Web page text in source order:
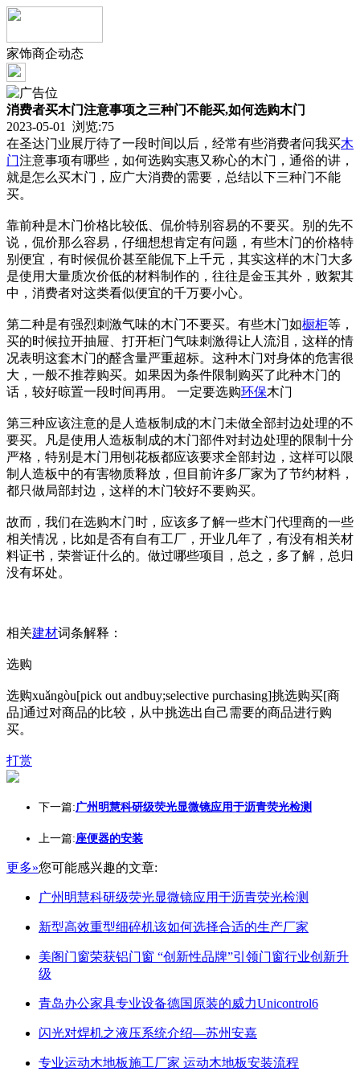
家饰商企动态
消费者买木门注意事项之三种门不能买,如何选购木门
2023-05-01 浏览:75
在圣达门业展厅待了一段时间以后，经常有些消费者问我买木
门注意事项有哪些，如何选购实惠又称心的木门，通俗的讲，
就是怎么买木门，应广大消费的需要，总结以下三种门不能
买。
靠前种是木门价格比较低、侃价特别容易的不要买。别的先不
说，侃价那么容易，仔细想想肯定有问题，有些木门的价格特
别便宜，有时候侃价甚至能侃下上千元，其实这样的木门大多
是使用大量质次价低的材料制作的，往往是金玉其外，败絮其
中，消费者对这类看似便宜的千万要小心。
第二种是有强烈刺激气味的木门不要买。有些木门如橱柜等，
买的时候拉开抽屉、打开柜门气味刺激得让人流泪，这样的情
况表明这套木门的醛含量严重超标。这种木门对身体的危害很
大，一般不推荐购买。如果因为条件限制购买了此种木门的
话，较好晾置一段时间再用。 一定要选购环保木门
第三种应该注意的是人造板制成的木门未做全部封边处理的不
要买。凡是使用人造板制成的木门部件对封边处理的限制十分
严格，特别是木门用刨花板都应该要求全部封边，这样可以限
制人造板中的有害物质释放，但目前许多厂家为了节约材料，
都只做局部封边，这样的木门较好不要购买。
故而，我们在选购木门时，应该多了解一些木门代理商的一些
相关情况，比如是否有自有工厂，开业几年了，有没有相关材
料证书，荣誉证什么的。做过哪些项目，总之，多了解，总归
没有坏处。
相关建材词条解释：
选购
选购xuǎngòu[pick out andbuy;selective purchasing]挑选购买[商
品]通过对商品的比较，从中挑选出自己需要的商品进行购
买。
打赏
下一篇:广州明慧科研级荧光显微镜应用于沥青荧光检测
上一篇:座便器的安装
更多»您可能感兴趣的文章:
广州明慧科研级荧光显微镜应用于沥青荧光检测
新型高效重型细碎机该如何选择合适的生产厂家
美阁门窗荣获铝门窗 “创新性品牌”引领门窗行业创新升
级
青岛办公家具专业设备德国原装的威力Unicontrol6
闪光对焊机之液压系统介绍—苏州安嘉
专业运动木地板施工厂家 运动木地板安装流程